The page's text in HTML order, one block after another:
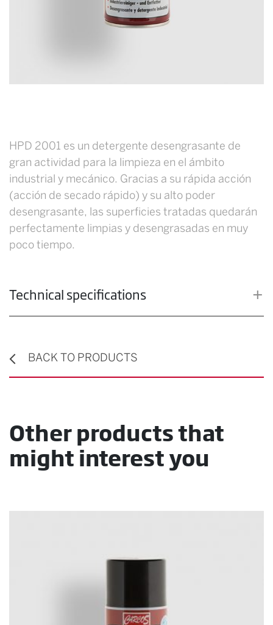
HPD 2001 es un detergente desengrasante de
gran actividad para la limpieza en el ámbito
industrial y mecánico. Gracias a su rápida acción
(acción de secado rápido) y su alto poder
desengrasante, las superficies tratadas quedarán
perfectamente limpias y desengrasadas en muy
poco tiempo.
Technical specifications
BACK TO PRODUCTS
Other products that
might interest you